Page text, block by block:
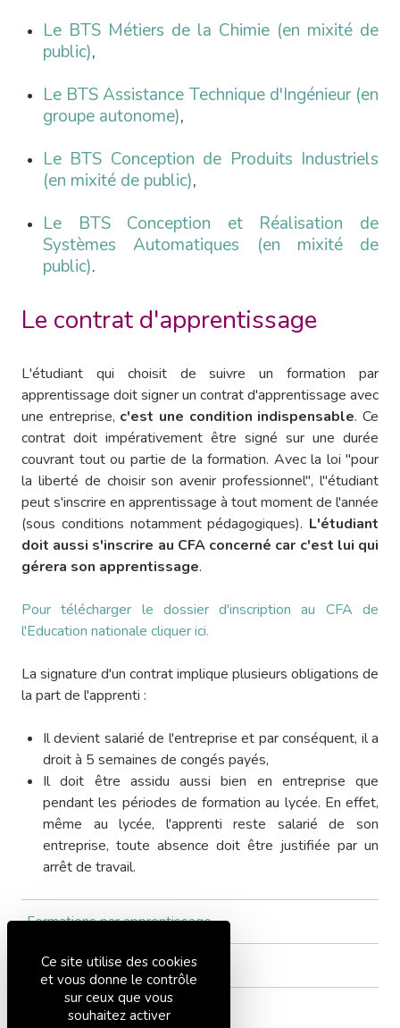
Le BTS Métiers de la Chimie (en mixité de
public),
Le BTS Assistance Technique d'Ingénieur (en
groupe autonome),
Le BTS Conception de Produits Industriels
(en mixité de public),
Le BTS Conception et Réalisation de
Systèmes Automatiques (en mixité de
public).
Le contrat d'apprentissage
L'étudiant qui choisit de suivre un formation par
apprentissage doit signer un contrat d'apprentissage avec
une entreprise, c'est une condition indispensable. Ce
contrat doit impérativement être signé sur une durée
couvrant tout ou partie de la formation. Avec la loi "pour
la liberté de choisir son avenir professionnel", l''étudiant
peut s'inscrire en apprentissage à tout moment de l'année
(sous conditions notamment pédagogiques). L'étudiant
doit aussi s'inscrire au CFA concerné car c'est lui qui
gérera son apprentissage.
Pour télécharger le dossier d'inscription au CFA de
l'Education nationale cliquer ici.
La signature d'un contrat implique plusieurs obligations de
la part de l'apprenti :
Il devient salarié de l'entreprise et par conséquent, il a
droit à 5 semaines de congés payés,
Il doit être assidu aussi bien en entreprise que
pendant les périodes de formation au lycée. En effet,
même au lycée, l'apprenti reste salarié de son
entreprise, toute absence doit être justifiée par un
arrêt de travail.
Formations par apprentissage
Formation continue
Ce site utilise des cookies
et vous donne le contrôle
sur ceux que vous
souhaitez activer